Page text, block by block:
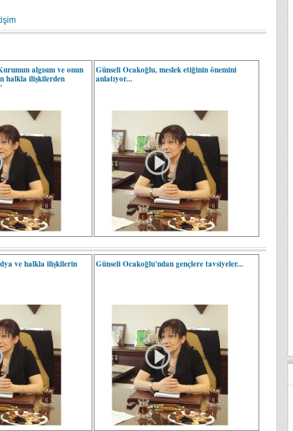
algısını ve onun
halkla ilişkilerden
Günseli Ocakoğlu, meslek etiğinin önemini
anlatıyor...
ve halkla ilişkilerin
Günseli Ocakoğlu'ndan gençlere tavsiyeler...